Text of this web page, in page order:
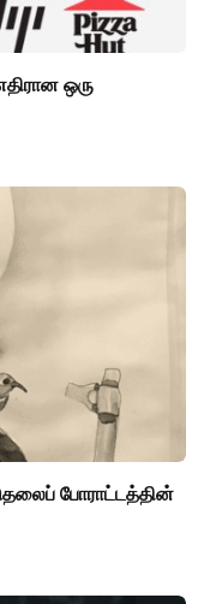
ஒரு
போராட்டத்தின்